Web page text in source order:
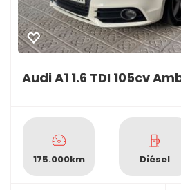
Audi A1 1.6 TDI 105cv
175.000km Diésel